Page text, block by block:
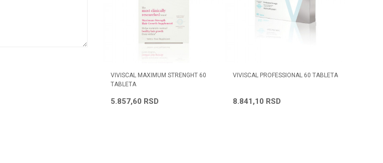
Za više informacija u
vezi online porudžbine
pišite nam:
VIVISCAL MAXIMUM STRENGHT 60
TABLETA
5.857,60 RSD
VIVISCAL PROFESSIONAL 60 TABLETA
8.841,10 RSD